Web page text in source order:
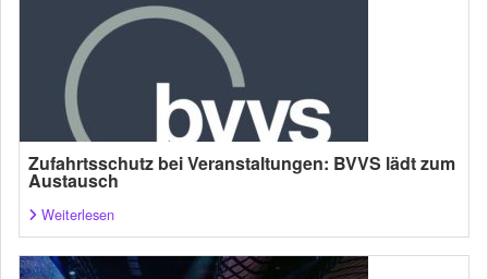
Zufahrtsschutz bei Veranstaltungen: BVVS lädt zum
Austausch
Weiterlesen